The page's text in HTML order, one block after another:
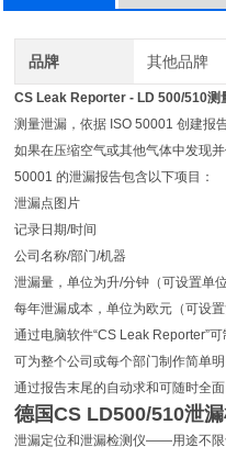
品牌 其他品牌
CS Leak Reporter - LD 500/510测
测量泄漏，依据 ISO 50001 创建报
如果在压缩空气或其他气体中发现
50001 的泄漏报告包含以下项目：
泄漏点图片
记录日期/时间
公司名称/部门/机器
泄漏量，单位为升/分钟（可设置单
每年泄漏成本，单位为欧元（可设
通过电脑软件“CS Leak Reporter”
可为整个公司或每个部门制作简单
通过报告末尾的自动求和可随时全
德国CS LD500/510泄
泄漏定位和泄漏检测仪——用途不限